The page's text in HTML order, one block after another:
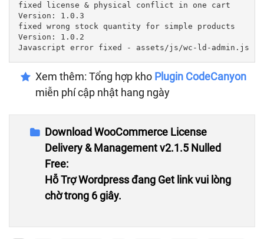
fixed license & physical conflict in one cart
Version: 1.0.3
fixed wrong stock quantity for simple products
Version: 1.0.2
Javascript error fixed - assets/js/wc-ld-admin.js
Xem thêm: Tổng hợp kho Plugin CodeCanyon
miễn phí cập nhật hang ngày
Download WooCommerce License
Delivery & Management v2.1.5 Nulled
Free:
Hỗ Trợ Wordpress đang Get link vui lòng
chờ trong 5 giây.